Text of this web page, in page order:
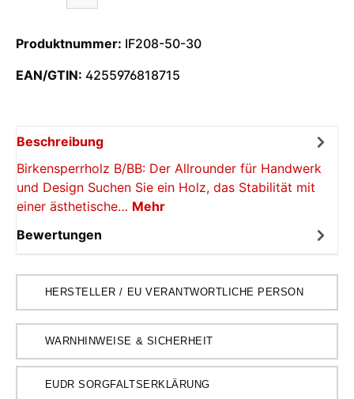
Produktnummer: IF208-50-30
EAN/GTIN: 4255976818715
Beschreibung
Birkensperrholz B/BB: Der Allrounder für Handwerk
und Design Suchen Sie ein Holz, das Stabilität mit
einer ästhetische… Mehr
Bewertungen
HERSTELLER / EU VERANTWORTLICHE PERSON
WARNHINWEISE & SICHERHEIT
EUDR SORGFALTSERKLÄRUNG